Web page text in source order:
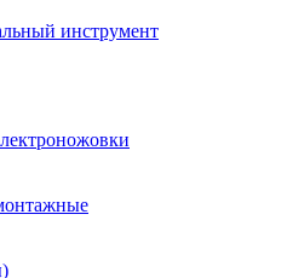
инструмент